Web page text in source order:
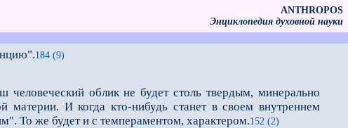
ANTHROPOS
Энциклопедия духовной науки
184 (9)
облик не будет столь твердым, минерально
материи. И когда кто-нибудь станет в своем внутреннем
То же будет и с темпераментом, характером.152 (2)